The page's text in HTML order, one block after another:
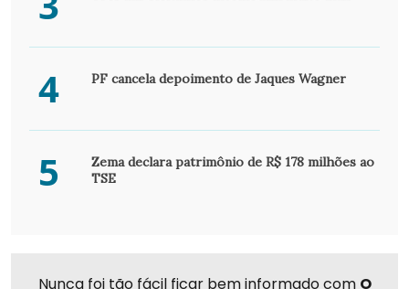
4 PF cancela depoimento de Jaques Wagner
5
Zema declara patrimônio de R$ 178 milhões ao
TSE
Nunca foi tão fácil ficar bem informado com O